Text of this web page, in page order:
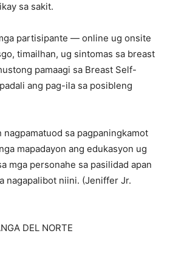
sa sakit.
partisipante — online ug onsite
timailhan, ug sintomas sa breast
pamaagi sa Breast Self-
ang pag-ila sa posibleng
nagpamatuod sa pagpaningkamot
mapadayon ang edukasyon ug
mga personahe sa pasilidad apan
nagapalibot niini. (Jeniffer Jr.
DEL NORTE